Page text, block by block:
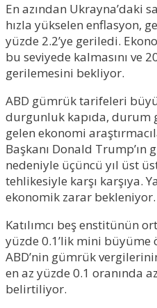
En azından Ukrayna’daki
hızla yükselen enflasyon,
yüzde 2.2’ye geriledi.
bu seviyede kalmasını ve
gerilemesini bekliyor.
ABD gümrük tarifeleri
durgunluk kapıda, durum
gelen ekonomi
Başkanı Donald
nedeniyle üçüncü yıl üst
tehlikesiyle karşı karşıya.
ekonomik zarar bekleniyor.
Katılımcı beş enstitünün
yüzde 0.1’lik mini büyüme
ABD’nin gümrük
en az yüzde 0.1 oranında
belirtiliyor.